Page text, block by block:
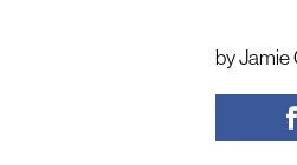
byJamie